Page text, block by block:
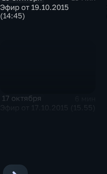
Эфир от 19.10.2015
(14:45)
17 октября